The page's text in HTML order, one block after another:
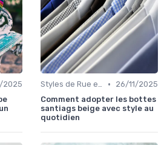
2025
Styles de Rue et Looks du Moment •
26/11/2025
Comment adopter les bottes
santiags beige avec style au
quotidien